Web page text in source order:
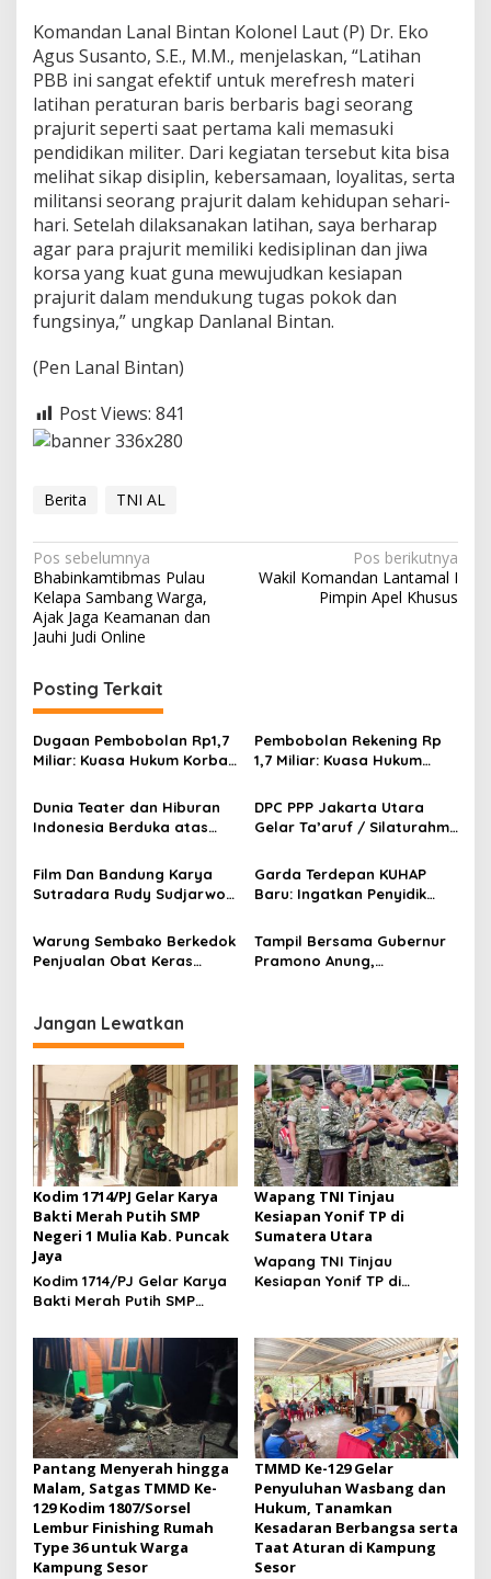
e
b
a
r
i
s
Komandan Lanal Bintan Kolonel Laut (P) Dr. Eko
Agus Susanto, S.E., M.M., menjelaskan, “Latihan
PBB ini sangat efektif untuk merefresh materi
latihan peraturan baris berbaris bagi seorang
prajurit seperti saat pertama kali memasuki
pendidikan militer. Dari kegiatan tersebut kita bisa
melihat sikap disiplin, kebersamaan, loyalitas, serta
militansi seorang prajurit dalam kehidupan sehari-
hari. Setelah dilaksanakan latihan, saya berharap
agar para prajurit memiliki kedisiplinan dan jiwa
korsa yang kuat guna mewujudkan kesiapan
prajurit dalam mendukung tugas pokok dan
fungsinya,” ungkap Danlanal Bintan.
(Pen Lanal Bintan)
Post Views: 841
Berita TNI AL
N
a
v
i
g
a
s
i
p
o
s
Pos sebelumnya
Bhabinkamtibmas Pulau
Kelapa Sambang Warga,
Ajak Jaga Keamanan dan
Jauhi Judi Online
Pos berikutnya
Wakil Komandan Lantamal I
Pimpin Apel Khusus
Posting Terkait
Dugaan Pembobolan Rp1,7
Miliar: Kuasa Hukum Korban
Keterlibatan Internal Bank
Aladin Syariah
Pembobolan Rekening Rp
1,7 Miliar: Kuasa Hukum
Pihak Internal Bank Aladin
Syariah
Dunia Teater dan Hiburan
Indonesia Berduka atas
Diding Boneng
DPC PPP Jakarta Utara
Gelar Ta’aruf / Silaturahmi
Pengurus Baru, Fokus
Konsolidasi Jelang
Musancab 13 September
Film Dan Bandung Karya
Sutradara Rudy Sudjarwo:
Secara Luas Mulai 20
Agustus 2026
Garda Terdepan KUHAP
Baru: Ingatkan Penyidik
Bersalah
Warung Sembako Berkedok
Penjualan Obat Keras
Tampil Bersama Gubernur
Pramono Anung,
Jangan Lewatkan
Kodim 1714/PJ Gelar Karya
Bakti Merah Putih SMP
Negeri 1 Mulia Kab. Puncak
Jaya
Kodim 1714/PJ Gelar Karya
Bakti Merah Putih SMP
Jaya
Wapang TNI Tinjau
Kesiapan Yonif TP di
Sumatera Utara
Wapang TNI Tinjau
Kesiapan Yonif TP di
Pantang Menyerah hingga
Malam, Satgas TMMD Ke-
129 Kodim 1807/Sorsel
Lembur Finishing Rumah
Type 36 untuk Warga
Kampung Sesor
TMMD Ke-129 Gelar
Penyuluhan Wasbang dan
Hukum, Tanamkan
Kesadaran Berbangsa serta
Taat Aturan di Kampung
Sesor